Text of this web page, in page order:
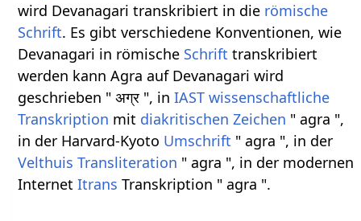
wird Devanagari transkribiert in die römische
Schrift. Es gibt verschiedene Konventionen, wie
Devanagari in römische Schrift transkribiert
werden kann Agra auf Devanagari wird
geschrieben " अग्र ", inIAST wissenschaftliche
Transkription mit diakritischen Zeichen " agra ",
in der Harvard-Kyoto Umschrift " agra ", in der
Velthuis Transliteration " agra ", in der modernen
InternetItrans Transkription " agra ".